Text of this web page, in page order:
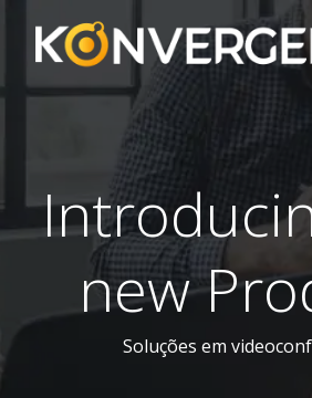
Pular
para
o
new
Soluções em